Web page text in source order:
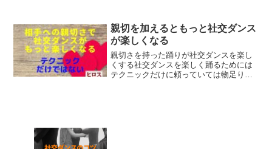
親切を加えるともっと社交ダンス
が楽しくなる
親切さを持った踊りが社交ダンスを楽し
くする社交ダンスを楽しく踊るためには
テクニックだけに頼っていては物足りな